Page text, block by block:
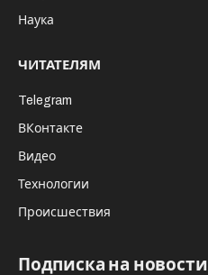
Наука
ЧИТАТЕЛЯМ
Telegram
ВКонтакте
Видео
Технологии
Происшествия
Подписка на новости